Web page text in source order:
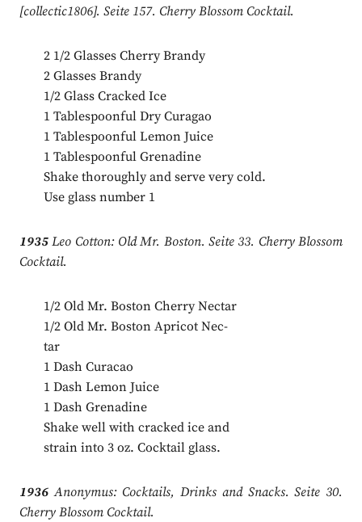
[collectic1806]. Seite 157. Cherry Blossom Cocktail.
2 1/2 Glasses Cherry Brandy
2 Glasses Brandy
1/2 Glass Cracked Ice
1 Tablespoonful Dry Curagao
1 Tablespoonful Lemon Juice
1 Tablespoonful Grenadine
Shake thoroughly and serve very cold.
Use glass number 1
1935Leo Cotton: Old Mr. Boston. Seite 33. Cherry Blossom
Cocktail.
1/2 Old Mr. Boston Cherry Nectar
1/2 Old Mr. Boston Apricot Nec­-
tar
1 Dash Curacao
1 Dash Lemon Juice
1 Dash Grenadine
Shake well with cracked ice and
strain into 3 oz. Cocktail glass.
1936Anonymus: Cocktails, Drinks and Snacks. Seite 30.
Cherry Blossom Cocktail.